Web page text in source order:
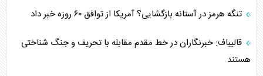
تنگه هرمز در آستانه بازگشایی؟ آمریکا از توافق ۶۰ روزه خبر داد
قالیباف: خبرنگاران در خط مقدم مقابله با تحریف و جنگ شناختی
هستند